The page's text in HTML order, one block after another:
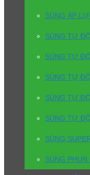
SÚNG ÁP
SÚNG TỰ
SÚNG TỰ
SÚNG TỰ
SÚNG TỰ
SÚNG TỰ
SÚNG
SÚNG PHUN